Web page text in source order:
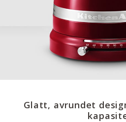
Glatt, avrundet